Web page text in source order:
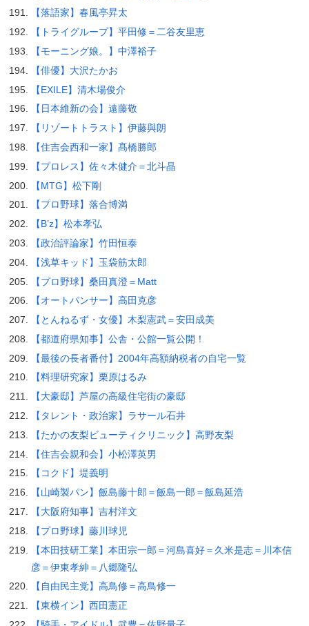
【落語家】春風亭昇太
【トライグループ】平田修＝二谷友里恵
【モーニング娘。】中澤裕子
【俳優】大沢たかお
【EXILE】清木場俊介
【日本維新の会】遠藤敬
【リゾートトラスト】伊藤與朗
【住吉会西和一家】髙橋勝郎
【プロレス】佐々木健介＝北斗晶
【MTG】松下剛
【プロ野球】落合博満
【B’z】松本孝弘
【政治評論家】竹田恒泰
【浅草キッド】玉袋筋太郎
【プロ野球】桑田真澄＝Matt
【オートパンサー】高田克彦
【とんねるず・女優】木梨憲武＝安田成美
【都道府県知事】公舎・公館一覧公開！
【最後の長者番付】2004年高額納税者の自宅一覧
【料理研究家】栗原はるみ
【大豪邸】芦屋の高級住宅街の豪邸
【タレント・政治家】ラサール石井
【たかの友梨ビューティクリニック】高野友梨
【住吉会親和会】小松澤英男
【コクド】堤義明
【山崎製パン】飯島藤十郎＝飯島一郎＝飯島延浩
【大阪府知事】吉村洋文
【プロ野球】藤川球児
【本田技研工業】本田宗一郎＝河島喜好＝久米是志＝川本信
彦＝伊東孝紳＝八郷隆弘
【自由民主党】高鳥修＝高鳥修一
【東横イン】西田憲正